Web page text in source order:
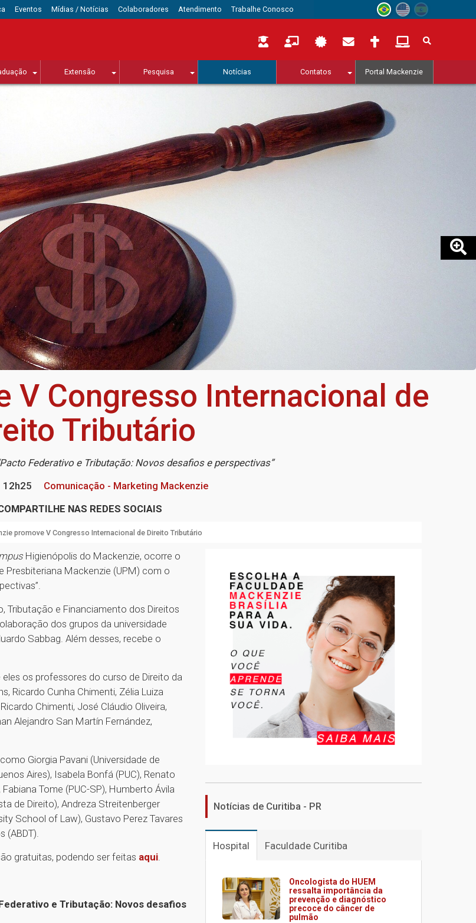
Eventos Mídias / Notícias Colaboradores Atendimento Trabalhe Conosco
Extensão Pesquisa Notícias Contatos Portal Mackenzie
V Congresso Internacional de
Tributário
Federativo e Tributação: Novos desafios e perspectivas”
12h25
Comunicação - Marketing Mackenzie
NAS REDES SOCIAIS
promove V Congresso Internacional de Direito Tributário
Higienópolis do Mackenzie, ocorre o
Presbiteriana Mackenzie (UPM) com o
Tributação e Financiamento dos Direitos
dos grupos da universidade
Sabbag. Além desses, recebe o
os professores do curso de Direito da
Ricardo Cunha Chimenti, Zélia Luiza
Chimenti, José Cláudio Oliveira,
Alejandro San Martín Fernández,
Giorgia Pavani (Universidade de
Aires), Isabela Bonfá (PUC), Renato
Tome (PUC-SP), Humberto Ávila
de Direito), Andreza Streitenberger
School of Law), Gustavo Perez Tavares
(ABDT).
gratuitas, podendo ser feitas aqui.
e Tributação: Novos desafios
Notícias de Curitiba - PR
Hospital Faculdade Curitiba
Oncologista do HUEM
ressalta importância da
prevenção e diagnóstico
precoce do câncer de
pulmão